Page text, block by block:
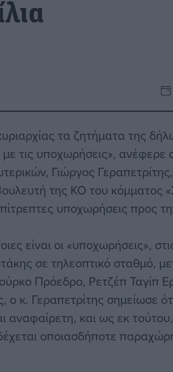
τα ζητήματα της
τις υποχωρήσεις», ανέφερε
Γιώργος
της ΚΟ του κόμματος
υποχωρήσεις προς
είναι οι «υποχωρήσεις»,
σε τηλεοπτικό σταθμό,
Πρόεδρο, Ρετζέπ Ταγίπ
ο κ. Γεραπετρίτης σημείωσε
αναφαίρετη, και ως εκ
οποιασδήποτε